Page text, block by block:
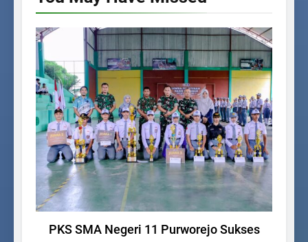
UNCATEGORIZED
PKS SMA Negeri 11 Purworejo Sukses